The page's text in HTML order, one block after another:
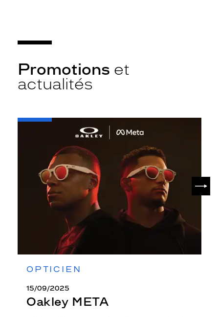
Promotions et
actualités
OPTICIEN
15/09/2025
Oakley META
-